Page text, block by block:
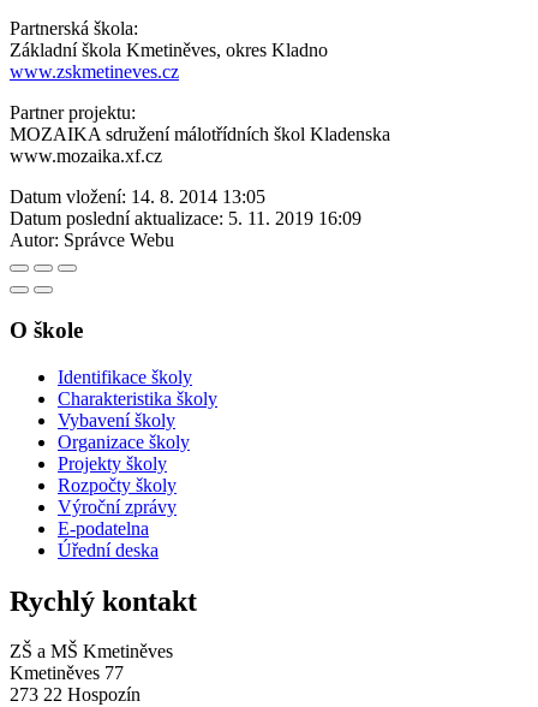
Partnerská škola:
Základní škola Kmetiněves, okres Kladno
www.zskmetineves.cz
Partner projektu:
MOZAIKA sdružení málotřídních škol Kladenska
www.mozaika.xf.cz
Datum vložení: 14. 8. 2014 13:05
Datum poslední aktualizace: 5. 11. 2019 16:09
Autor: Správce Webu
O škole
Identifikace školy
Charakteristika školy
Vybavení školy
Organizace školy
Projekty školy
Rozpočty školy
Výroční zprávy
E-podatelna
Úřední deska
Rychlý kontakt
ZŠ a MŠ Kmetiněves
Kmetiněves 77
273 22 Hospozín